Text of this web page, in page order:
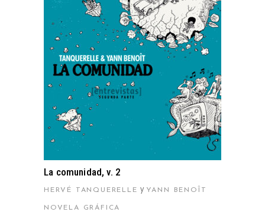
AÑADIR AL CARRITO
La comunidad, v. 2
HERVÉ TANQUERELLE y YANN BENOÎT
NOVELA GRÁFICA